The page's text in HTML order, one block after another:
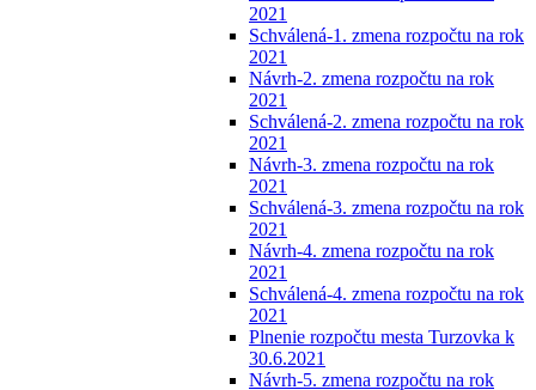
2021
Schválená-1. zmena rozpočtu na rok
2021
Návrh-2. zmena rozpočtu na rok
2021
Schválená-2. zmena rozpočtu na rok
2021
Návrh-3. zmena rozpočtu na rok
2021
Schválená-3. zmena rozpočtu na rok
2021
Návrh-4. zmena rozpočtu na rok
2021
Schválená-4. zmena rozpočtu na rok
2021
Plnenie rozpočtu mesta Turzovka k
30.6.2021
Návrh-5. zmena rozpočtu na rok